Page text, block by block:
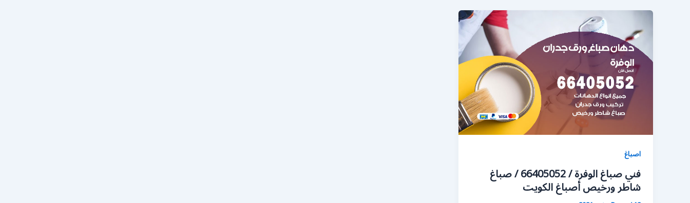
اصباغ
فني صباغ الوفرة / 66405052 / صباغ
شاطر ورخيص أصباغ الكويت